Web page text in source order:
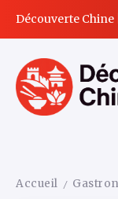
Découverte
Accueil /